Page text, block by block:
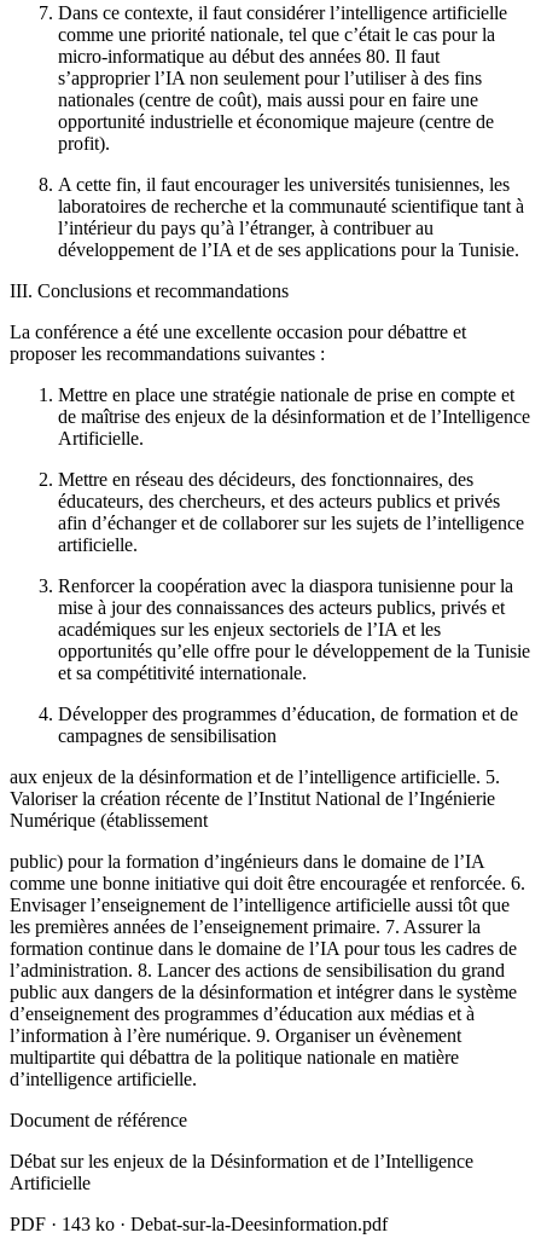
Dans ce contexte, il faut considérer l’intelligence artificielle
comme une priorité nationale, tel que c’était le cas pour la
micro-informatique au début des années 80. Il faut
s’approprier l’IA non seulement pour l’utiliser à des fins
nationales (centre de coût), mais aussi pour en faire une
opportunité industrielle et économique majeure (centre de
profit).
A cette fin, il faut encourager les universités tunisiennes, les
laboratoires de recherche et la communauté scientifique tant à
l’intérieur du pays qu’à l’étranger, à contribuer au
développement de l’IA et de ses applications pour la Tunisie.
III. Conclusions et recommandations
La conférence a été une excellente occasion pour débattre et
proposer les recommandations suivantes :
Mettre en place une stratégie nationale de prise en compte et
de maîtrise des enjeux de la désinformation et de l’Intelligence
Artificielle.
Mettre en réseau des décideurs, des fonctionnaires, des
éducateurs, des chercheurs, et des acteurs publics et privés
afin d’échanger et de collaborer sur les sujets de l’intelligence
artificielle.
Renforcer la coopération avec la diaspora tunisienne pour la
mise à jour des connaissances des acteurs publics, privés et
académiques sur les enjeux sectoriels de l’IA et les
opportunités qu’elle offre pour le développement de la Tunisie
et sa compétitivité internationale.
Développer des programmes d’éducation, de formation et de
campagnes de sensibilisation
aux enjeux de la désinformation et de l’intelligence artificielle. 5.
Valoriser la création récente de l’Institut National de l’Ingénierie
Numérique (établissement
public) pour la formation d’ingénieurs dans le domaine de l’IA
comme une bonne initiative qui doit être encouragée et renforcée. 6.
Envisager l’enseignement de l’intelligence artificielle aussi tôt que
les premières années de l’enseignement primaire. 7. Assurer la
formation continue dans le domaine de l’IA pour tous les cadres de
l’administration. 8. Lancer des actions de sensibilisation du grand
public aux dangers de la désinformation et intégrer dans le système
d’enseignement des programmes d’éducation aux médias et à
l’information à l’ère numérique. 9. Organiser un évènement
multipartite qui débattra de la politique nationale en matière
d’intelligence artificielle.
Document de référence
Débat sur les enjeux de la Désinformation et de l’Intelligence
Artificielle
PDF · 143 ko · Debat-sur-la-Deesinformation.pdf